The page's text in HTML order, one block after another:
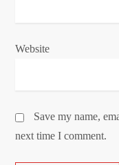
Website
Save my name,
next time I comment.